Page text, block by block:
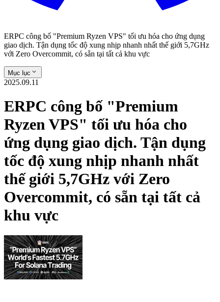
ERPC công bố "Premium Ryzen VPS" tối ưu hóa cho ứng dụng
giao dịch. Tận dụng tốc độ xung nhịp nhanh nhất thế giới 5,7GHz
với Zero Overcommit, có sẵn tại tất cả khu vực
Mục lục
2025.09.11
ERPC công bố "Premium
Ryzen VPS" tối ưu hóa cho
ứng dụng giao dịch. Tận dụng
tốc độ xung nhịp nhanh nhất
thế giới 5,7GHz với Zero
Overcommit, có sẵn tại tất cả
khu vực